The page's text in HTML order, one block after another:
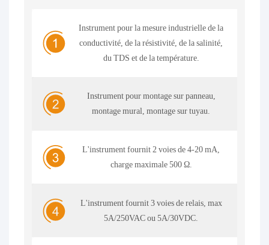
Instrument pour la mesure industrielle de la
conductivité, de la résistivité, de la salinité,
du TDS et de la température.
Instrument pour montage sur panneau,
montage mural, montage sur tuyau.
L'instrument fournit 2 voies de 4-20 mA,
charge maximale 500 Ω.
L'instrument fournit 3 voies de relais, max
5A/250VAC ou 5A/30VDC.